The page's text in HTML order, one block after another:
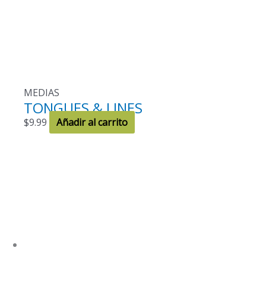
MEDIAS
TONGUES & LINES
$9.99 Añadir al carrito